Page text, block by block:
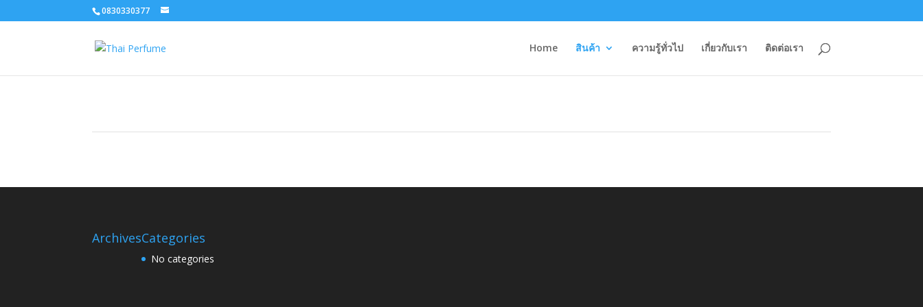
0830330377
Home สินค้า ความรู้ทั่วไป เกี่ยวกับเรา ติดต่อเรา
ArchivesCategories
No categories